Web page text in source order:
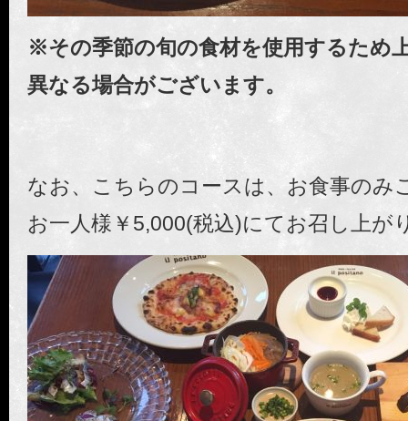
※その季節の旬の食材を使用するため
異なる場合がございます。
なお、こちらのコースは、お食事のみ
お一人様￥5,000(税込)にてお召し上が